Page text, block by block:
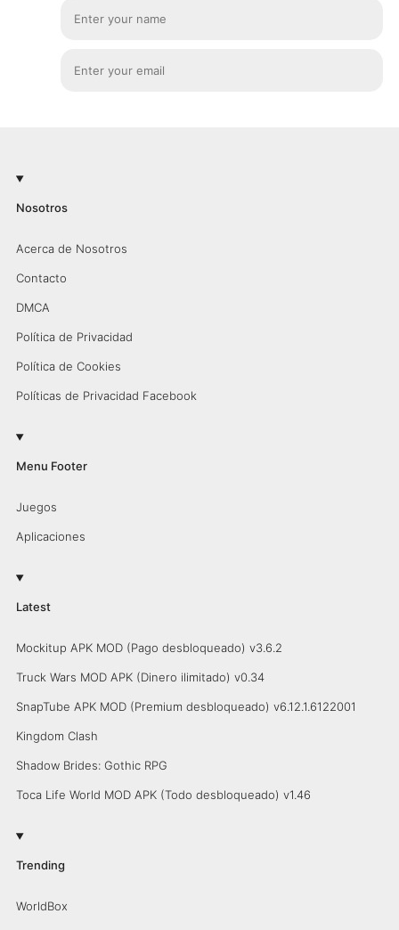
Nosotros
Acerca de Nosotros
Contacto
DMCA
Política de Privacidad
Política de Cookies
Políticas de Privacidad Facebook
Menu Footer
Juegos
Aplicaciones
Latest
Mockitup APK MOD (Pago desbloqueado) v3.6.2
Truck Wars MOD APK (Dinero ilimitado) v0.34
SnapTube APK MOD (Premium desbloqueado) v6.12.1.6122001
Kingdom Clash
Shadow Brides: Gothic RPG
Toca Life World MOD APK (Todo desbloqueado) v1.46
Trending
WorldBox